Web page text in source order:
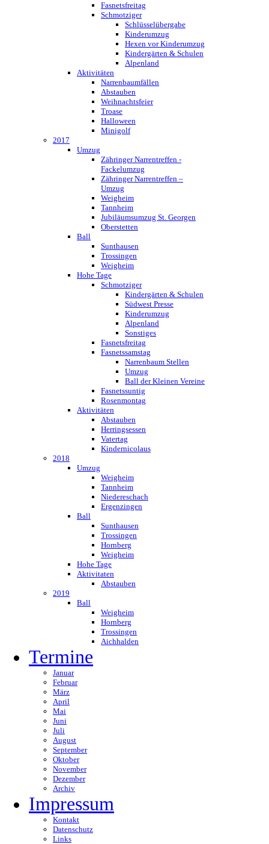
Fasnetsfreitag
Schmotziger
Schlüsselübergabe
Kinderumzug
Hexen vor Kinderumzug
Kindergärten & Schulen
Alpenland
Aktivitäten
Narrenbaumfällen
Abstauben
Weihnachtsfeier
Troase
Halloween
Minigolf
2017
Umzug
Zähringer Narrentreffen -
Fackelumzug
Zähringer Narrentreffen –
Umzug
Weigheim
Tannheim
Jubiläumsumzug St. Georgen
Oberstetten
Ball
Sunthausen
Trossingen
Weigheim
Hohe Tage
Schmotziger
Kindergärten & Schulen
Südwest Presse
Kinderumzug
Alpenland
Sonstiges
Fasnetsfreitag
Fasnetssamstag
Narrenbaum Stellen
Umzug
Ball der Kleinen Vereine
Fasnetssuntig
Rosenmontag
Aktivitäten
Abstauben
Herringsessen
Vatertag
Kindernicolaus
2018
Umzug
Weigheim
Tannheim
Niedereschach
Ergenzingen
Ball
Sunthausen
Trossingen
Hornberg
Weigheim
Hohe Tage
Aktivitaten
Abstauben
2019
Ball
Weigheim
Hornberg
Trossingen
Aichhalden
Termine
Januar
Februar
März
April
Mai
Juni
Juli
August
September
Oktober
November
Dezember
Archiv
Impressum
Kontakt
Datenschutz
Links